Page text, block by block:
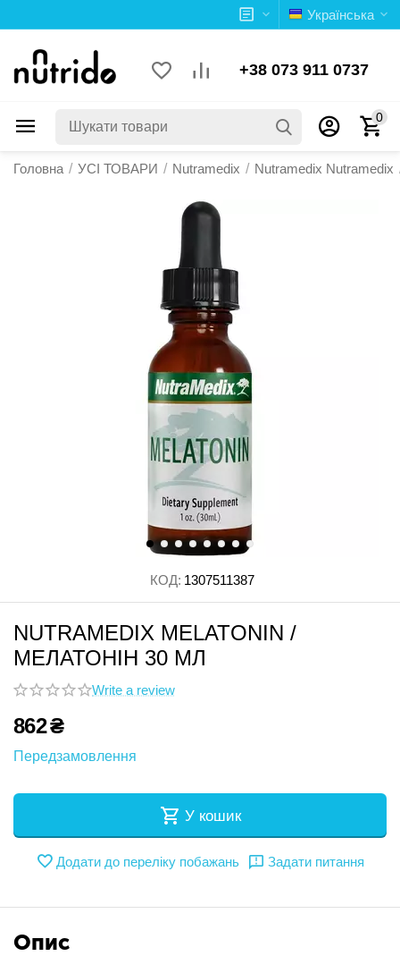
Українська
+38 073 911 0737
0
Головна / УСІ ТОВАРИ / Nutramedix / Nutramedix Nutramedix
КОД: 1307511387
NUTRAMEDIX MELATONIN /
МЕЛАТОНІН 30 МЛ
Write a review
862₴
Передзамовлення
У кошик
Додати до переліку побажань Задати питання
Опис